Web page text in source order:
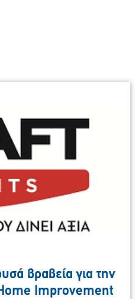
βραβεία για την
Improvement